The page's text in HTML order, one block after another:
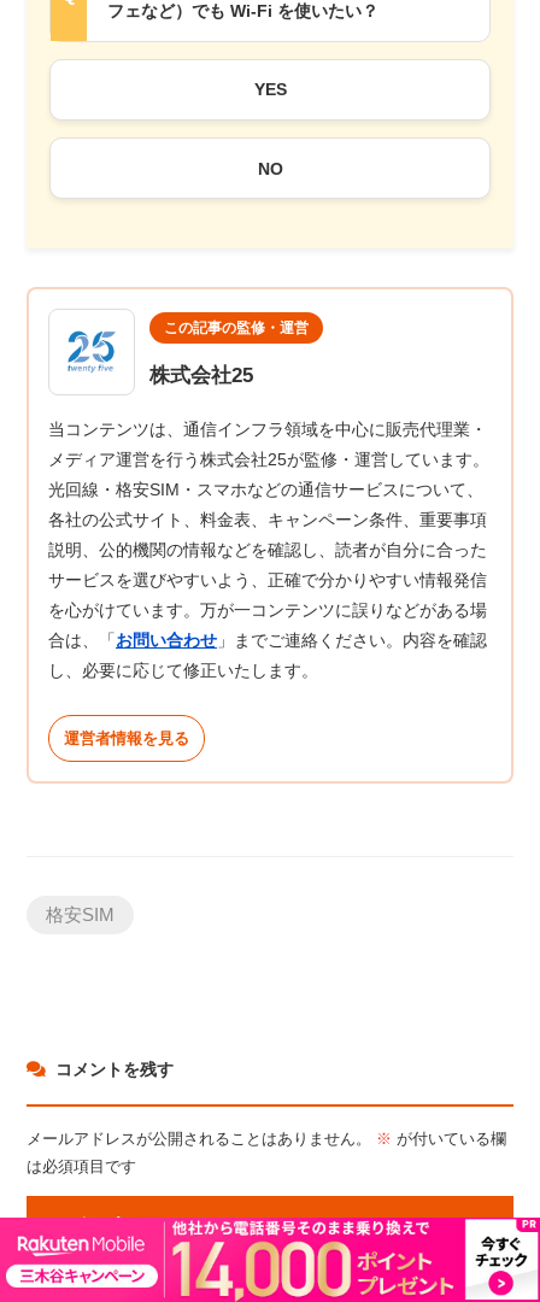
フェなど）でも Wi-Fi を使いたい？
YES
NO
この記事の監修・運営
株式会社25
当コンテンツは、通信インフラ領域を中心に販売代理業・
メディア運営を行う株式会社25が監修・運営しています。
光回線・格安SIM・スマホなどの通信サービスについて、
各社の公式サイト、料金表、キャンペーン条件、重要事項
説明、公的機関の情報などを確認し、読者が自分に合った
サービスを選びやすいよう、正確で分かりやすい情報発信
を心がけています。万が一コンテンツに誤りなどがある場
合は、「お問い合わせ 」までご連絡ください。内容を確認
し、必要に応じて修正いたします。
運営者情報を見る
格安SIM
コメントを残す
メールアドレスが公開されることはありません。 ※ が付いている欄
は必須項目です